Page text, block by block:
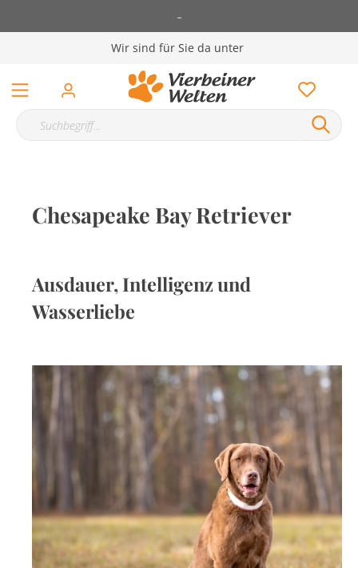
-
Wir sind für Sie da unter
Chesapeake Bay Retriever
Ausdauer, Intelligenz und
Wasserliebe